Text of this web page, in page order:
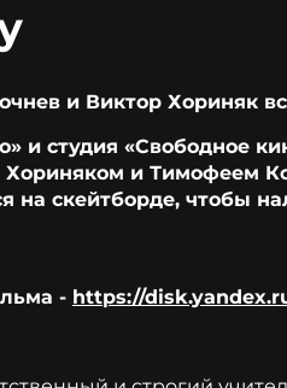
и Виктор Хориняк
и студия «Свободное
и Тимофеем
на скейтборде, чтобы
- https://